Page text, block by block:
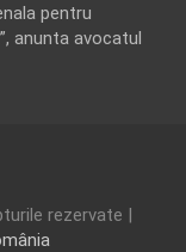
pentru
anunta avocatul
rezervate |